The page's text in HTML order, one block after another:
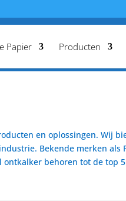
Papier Producten
en oplossingen. Wij
Bekende merken als
behoren tot de top